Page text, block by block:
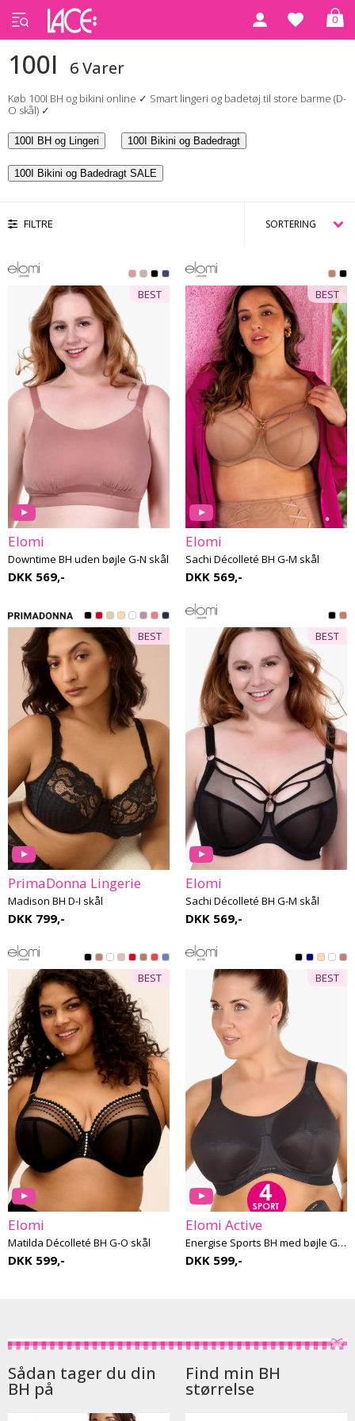
0
Forside 100I
100I 6 Varer
Køb 100I BH og bikini online ✓ Smart lingeri og badetøj til store barme (D-
O skål) ✓
100I BH og Lingeri 100I Bikini og Badedragt
100I Bikini og Badedragt SALE
FILTRE
BEST
Elomi
Downtime BH uden bøjle G-N skål
DKK 569,-
BEST
Elomi
Sachi Décolleté BH G-M skål
DKK 569,-
BEST
PrimaDonna Lingerie
Madison BH D-I skål
DKK 799,-
BEST
Elomi
Sachi Décolleté BH G-M skål
DKK 569,-
BEST
Elomi
Matilda Décolleté BH G-O skål
DKK 599,-
BEST
Elomi Active
Energise Sports BH med bøjle G-O skål
DKK 599,-
Sådan tager du din
BH på
Find min BH
størrelse